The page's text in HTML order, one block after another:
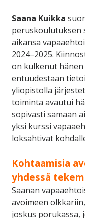
Saana Kuikka
peruskoulutuksen
aikansa
2024–2025.
on kulkenut hänen
entuudestaan
yliopistolla
toiminta avautui
sopivasti samaan
yksi kurssi
loksahtivat
Kohtaamisia
yhdessä
Saanan
avoimeen
joskus porukassa,